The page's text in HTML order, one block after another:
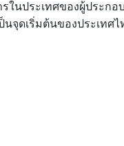
ในประเทศของผู้ประก
นจุดเริ่มต้นของประเท